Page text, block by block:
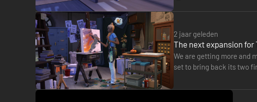
2 jaar geleden
The next expansion for
We are getting more and
set to bring back its two